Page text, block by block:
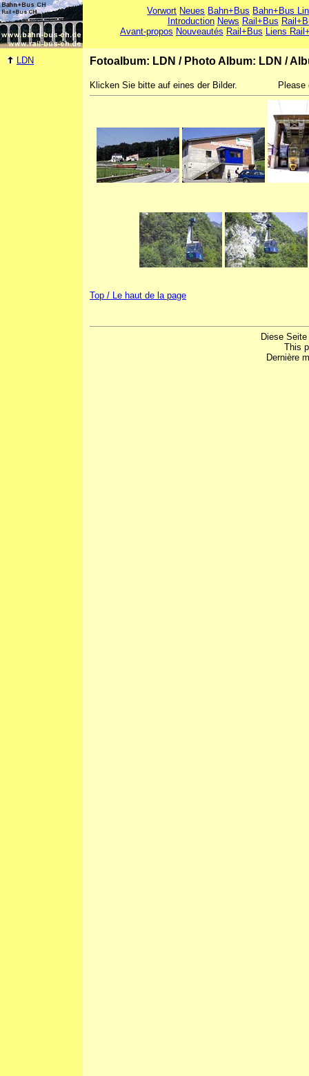
Vorwort Neues Bahn+Bus Bahn+Bus
Introduction News Rail+Bus
Avant-propos Nouveautés Rail+Bus Liens
LDN Fotoalbum: LDN / Photo Album: LDN /
Klicken Sie bitte auf eines der Bilder.
Top / Le haut de la page
Diese
This
Dernière